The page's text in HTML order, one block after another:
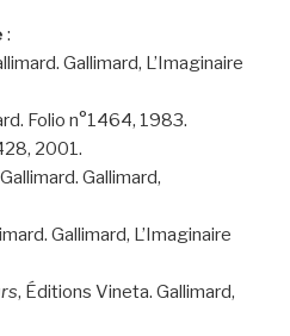
:
Gallimard, L’Imaginaire
Folio n°1464, 1983.
2001.
Gallimard,
Gallimard, L’Imaginaire
, Éditions Vineta. Gallimard,